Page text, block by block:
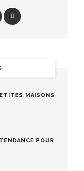
MAISONS
POUR